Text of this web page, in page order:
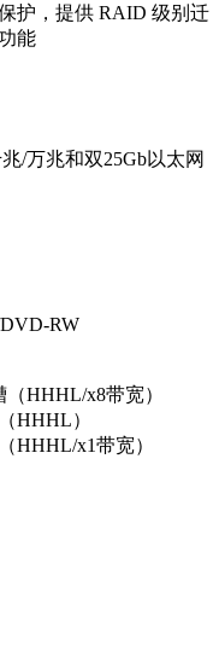
保护，提供 RAID 级别迁
功能
兆/万兆和双25Gb以太网
RW
HHHL/x8带宽）
HHHL）
HHHL/x1带宽）